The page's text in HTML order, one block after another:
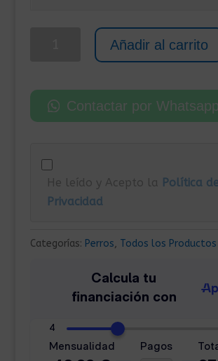
665,00€.
de
Acero
Techo
12x2x1,5
Añadir al carrito
Contactar por Whatsapp
He leído y Acepto la Política
Privacidad
Categorías: Perros, Todos los Productos